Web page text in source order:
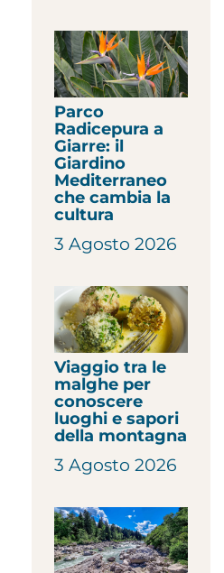
Parco
Radicepura a
Giarre: il
Giardino
Mediterraneo
che cambia la
cultura
3 Agosto 2026
Viaggio tra le
malghe per
conoscere
luoghi e sapori
della montagna
3 Agosto 2026